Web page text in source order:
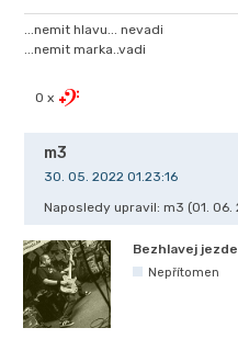
...nemit hlavu... nevadi
...nemit marka..vadi
0 x
m3
30. 05. 2022 01.23:16
Naposledy upravil: m3 (01. 06.
Bezhlavej
Nepřítomen